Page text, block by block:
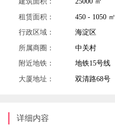
租赁面积：
450 - 1050 ㎡
行政区域：
海淀区
所属商圈：
中关村
附近地铁：
地铁15号线
大厦地址：
双清路68号
详细内容